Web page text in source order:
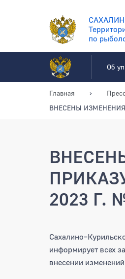
по
Об
Главная
ВНЕСЕНЫ
2023 Г.
ВНЕСЕНЫ
информирует всех
внесении